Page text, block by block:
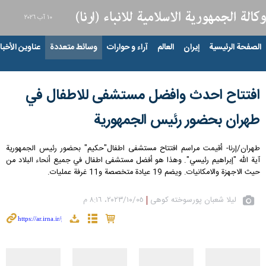
١٠ آب ٢٠٢٦
الصفحة الرئيسية إيران العالم آراء و حوارات وسائط متعددة عناوين
افتتاح احدث وافضل مستشفى للاطفال في
طهران بحضور رئيس الجمهورية
طهران/إرنا- أقيمت مراسم افتتاح مستشفى اطفال"حكيم" بحضور رئيس الجمهورية
آية الله "إبراهيم رئيسي". وهذا هو أفضل مستشفى اطفال في جميع أنحاء البلاد من
حيث الاجهزة والامكانيات. ويضم 19 عيادة متخصصة و11 غرفة عمليات.
لیلا شعبان پورسوخته کوهی ٠٥‏/١٠‏/٢٠٢٣، ٨:١٦ م